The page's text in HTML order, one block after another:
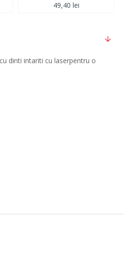
49,40 lei
dinti intariti cu laserpentru o